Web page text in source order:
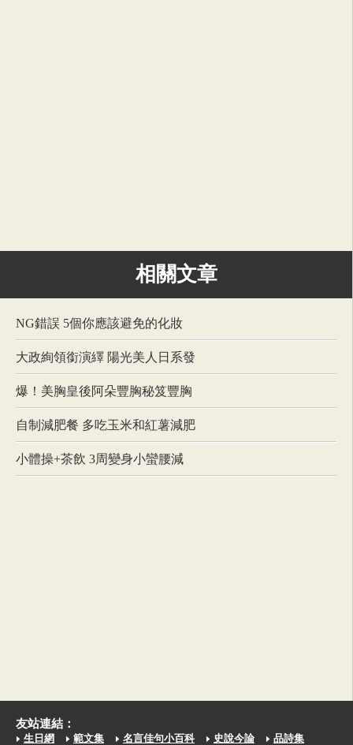
相關文章
NG錯誤 5個你應該避免的化妝
大政絢領銜演繹 陽光美人日系發
爆！美胸皇後阿朵豐胸秘笈豐胸
自制減肥餐 多吃玉米和紅薯減肥
小體操+茶飲 3周變身小蠻腰減
友站連結：
生日網 範文集 名言佳句小百科 史說今論 品詩集